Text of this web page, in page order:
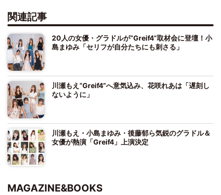
関連記事
20人の女優・グラドルが“Greif4”取材会に登壇！小
島まゆみ「セリフが自分たちにも刺さる」
川瀬もえ“Greif4”へ意気込み、花咲れあは「遅刻し
ないように」
川瀬もえ・小島まゆみ・後藤郁ら気鋭のグラドル＆
女優が熱演「Greif4」上演決定
MAGAZINE&BOOKS